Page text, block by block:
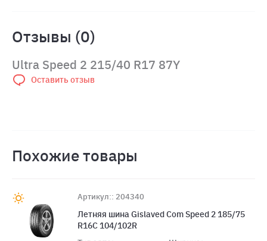
Отзывы (0)
Ultra Speed 2 215/40 R17 87Y
Оставить отзыв
Похожие товары
Артикул:: 204340
Летняя шина Gislaved Com Speed 2 185/75
R16C 104/102R